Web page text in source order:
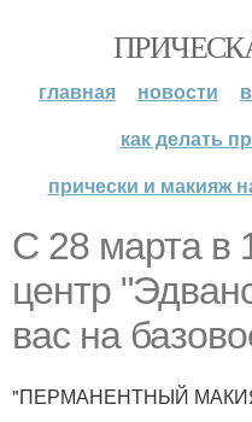
главная новости
как делать
прически и макияж
С 28 марта в
центр
вас на
"ПЕРМАНЕНТНЫЙ